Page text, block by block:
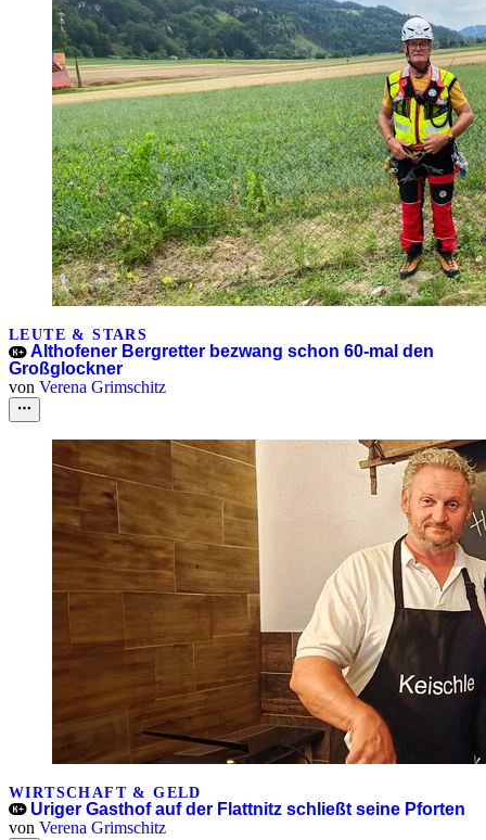
LEUTE & STARS
Althofener Bergretter bezwang schon 60-mal den
Großglockner
von Verena Grimschitz
WIRTSCHAFT & GELD
Uriger Gasthof auf der Flattnitz schließt seine Pforten
von Verena Grimschitz